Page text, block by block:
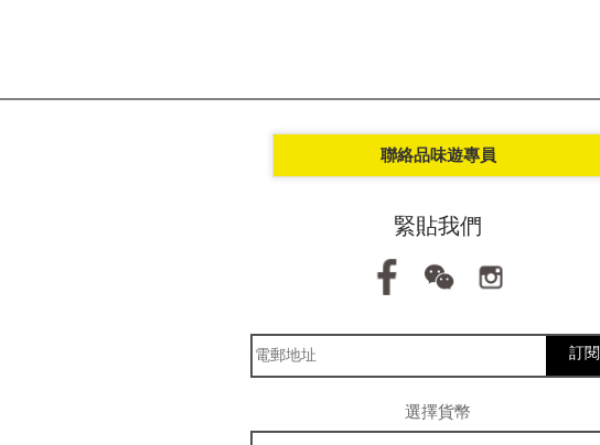
聯絡品味遊專員
緊貼我們
訂閱
選擇貨幣